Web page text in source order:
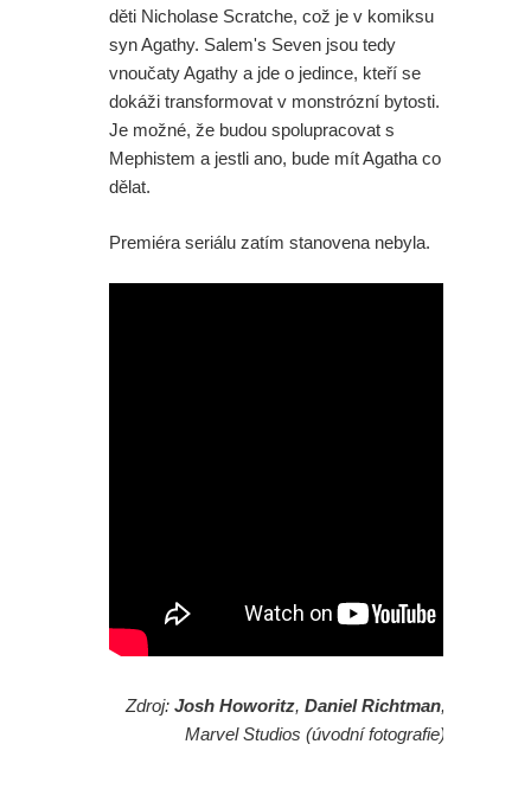
děti Nicholase Scratche, což je v komiksu
syn Agathy. Salem's Seven jsou tedy
vnoučaty Agathy a jde o jedince, kteří se
dokáži transformovat v monstrózní bytosti.
Je možné, že budou spolupracovat s
Mephistem a jestli ano, bude mít Agatha co
dělat.
Premiéra seriálu zatím stanovena nebyla.
Zdroj: Josh Howoritz, Daniel Richtman,
Marvel Studios (úvodní fotografie)